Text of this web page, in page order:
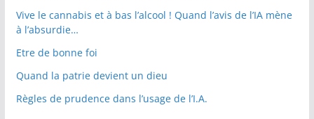
Vive le cannabis et à bas l’alcool ! Quand l’avis de l’IA mène
à l’absurdie…
Etre de bonne foi
Quand la patrie devient un dieu
Règles de prudence dans l’usage de l’I.A.